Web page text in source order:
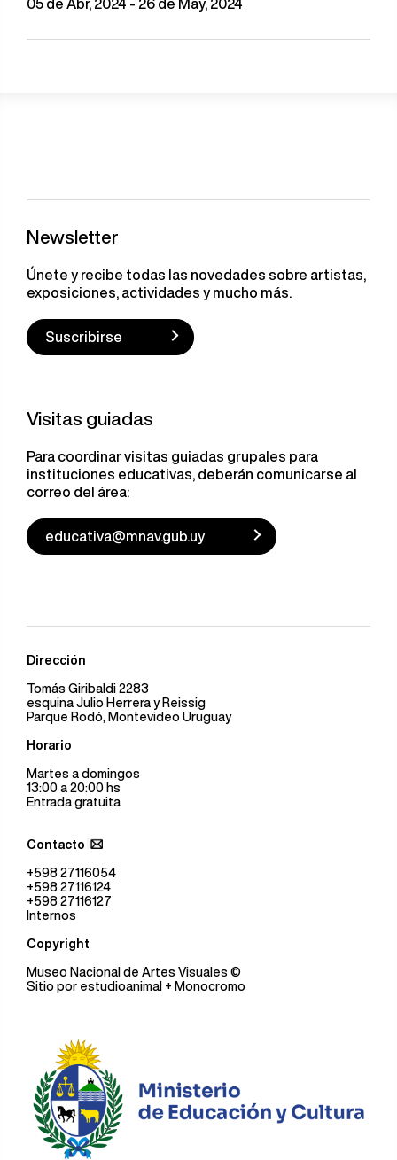
05 de Abr, 2024 - 26 de May, 2024
Newsletter
Únete y recibe todas las novedades sobre artistas,
exposiciones, actividades y mucho más.
Suscribirse
Visitas guiadas
Para coordinar visitas guiadas grupales para
instituciones educativas, deberán comunicarse al
correo del área:
educativa@mnav.gub.uy
Dirección
Tomás Giribaldi 2283
esquina Julio Herrera y Reissig
Parque Rodó, Montevideo Uruguay
Horario
Martes a domingos
13:00 a 20:00 hs
Entrada gratuita
Contacto
+598 27116054
+598 27116124
+598 27116127
Internos
Copyright
Museo Nacional de Artes Visuales ©
Sitio por estudioanimal + Monocromo